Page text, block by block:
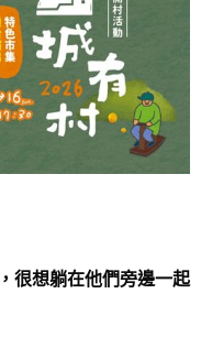
很想躺在他們旁邊一起